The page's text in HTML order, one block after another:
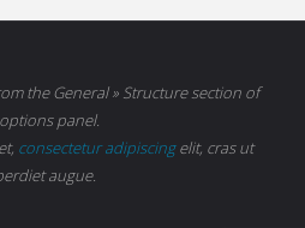
the General » Structure section of
panel.
consectetur adipiscingelit, cras ut
augue.